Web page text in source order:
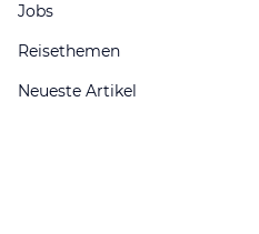
Jobs
Reisethemen
Neueste Artikel